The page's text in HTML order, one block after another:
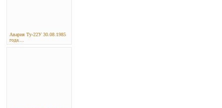
Авария Ту-22У 30.08.1985
года....